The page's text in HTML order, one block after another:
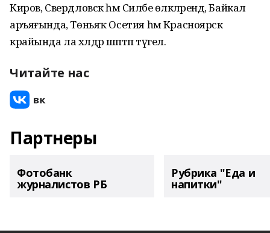
Киров, Свердловск һәм Силәбе өлкәләрендә, Байкал
аръяғында, Төньяҡ Осетия һәм Красноярск
крайында ла хәлдәр шәптәп түгел.
Читайте нас
Партнеры
Фотобанк
журналистов РБ
Рубрика "Еда и
напитки"